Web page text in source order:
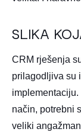
SLIKA
CRM rješenja
prilagodljiva su
način, potrebni
veliki